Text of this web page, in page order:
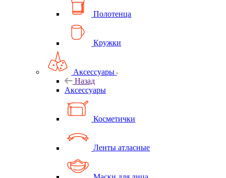
Полотенца
Кружки
Аксессуары
Назад
Аксессуары
Косметички
Ленты атласные